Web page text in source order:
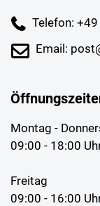
Telefon:
Email:
Montag -
09:00 - 18:00
Freitag
09:00 - 16:00